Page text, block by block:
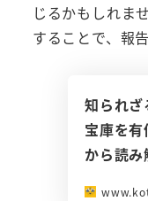
じるかもしれま
することで、報
知られざ
宝庫を
から読み